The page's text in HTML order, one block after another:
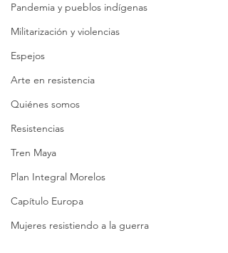
Pandemia y pueblos indígenas
Militarización y violencias
Espejos
Arte en resistencia
Quiénes somos
Resistencias
Tren Maya
Plan Integral Morelos
Capítulo Europa
Mujeres resistiendo a la guerra